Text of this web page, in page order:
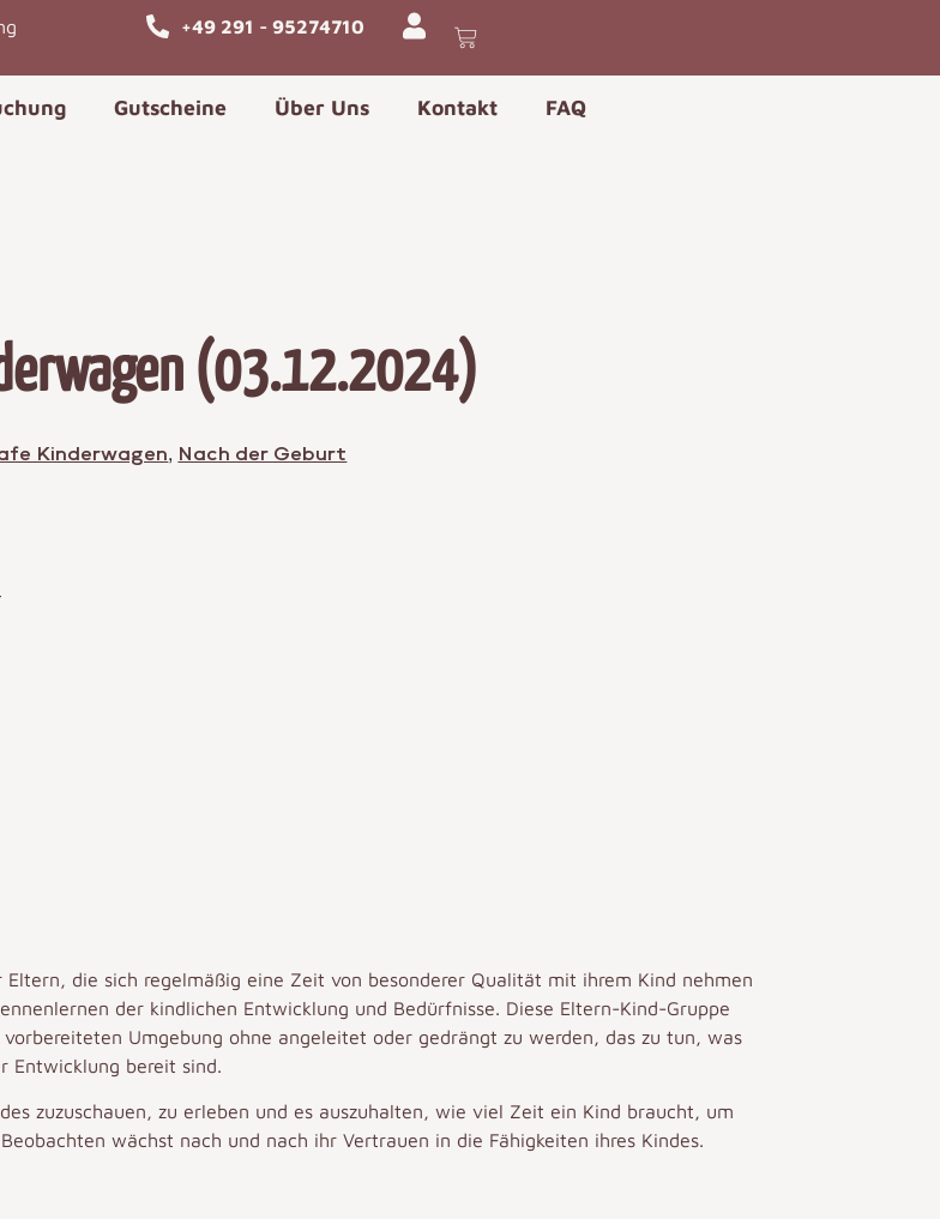
+49 291 - 95274710
Gutscheine Über Uns Kontakt FAQ
(03.12.2024)
Kinderwagen, Nach der Geburt
die sich regelmäßig eine Zeit von besonderer Qualität mit ihrem Kind nehmen
der kindlichen Entwicklung und Bedürfnisse. Diese Eltern-Kind-Gruppe
Umgebung ohne angeleitet oder gedrängt zu werden, das zu tun, was
Entwicklung bereit sind.
zuzuschauen, zu erleben und es auszuhalten, wie viel Zeit ein Kind braucht, um
wächst nach und nach ihr Vertrauen in die Fähigkeiten ihres Kindes.